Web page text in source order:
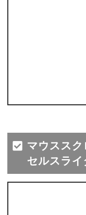
マウススク
セルスライ